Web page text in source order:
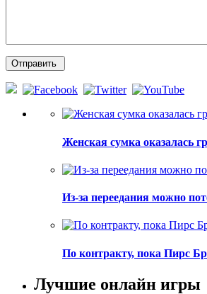
Женская сумка оказалась
Из-за переедания можно
По контракту, пока Пирс
Лучшие онлайн игры